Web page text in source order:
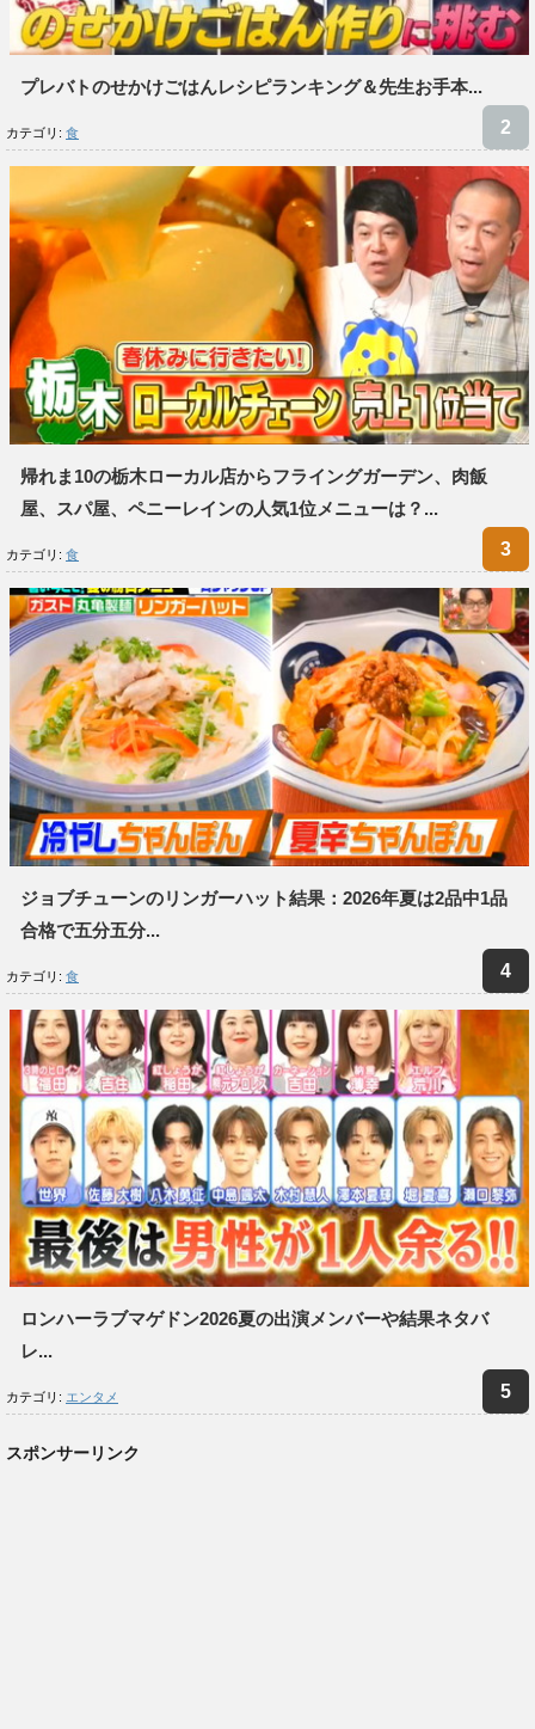
プレバトのせかけごはんレシピランキング＆先生お手本...
カテゴリ: 食
帰れま10の栃木ローカル店からフライングガーデン、肉飯
屋、スパ屋、ペニーレインの人気1位メニューは？...
カテゴリ: 食
ジョブチューンのリンガーハット結果：2026年夏は2品中1品
合格で五分五分...
カテゴリ: 食
ロンハーラブマゲドン2026夏の出演メンバーや結果ネタバ
レ...
カテゴリ: エンタメ
スポンサーリンク